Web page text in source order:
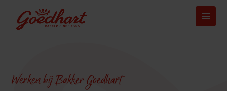
Werken bij Bakker Goedhart